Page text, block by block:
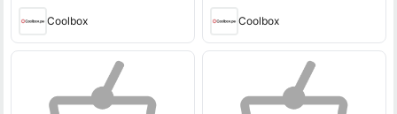
Coolbox Coolbox